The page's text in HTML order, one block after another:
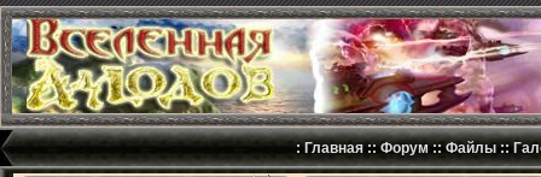
: Главная ::Форум ::Файлы ::